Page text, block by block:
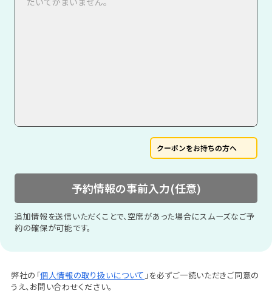
クーポンをお持ちの方へ
予約情報の事前入力(任意)
追加情報を送信いただくことで、空席があった場合にスムーズなご予
約の確保が可能です。
弊社の「個人情報の取り扱いについて 」を必ずご一読いただきご同意の
うえ、お問い合わせください。